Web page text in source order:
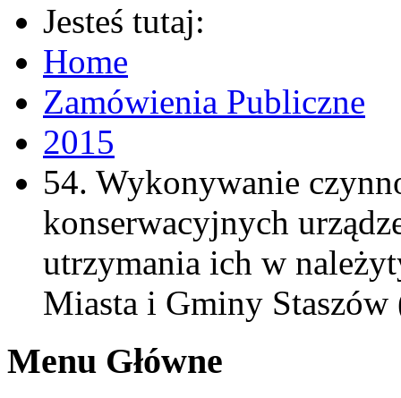
Jesteś tutaj:
Home
Zamówienia Publiczne
2015
54. Wykonywanie
konserwacyjnych
utrzymania ich w
Miasta i Gminy Staszów
Menu Główne